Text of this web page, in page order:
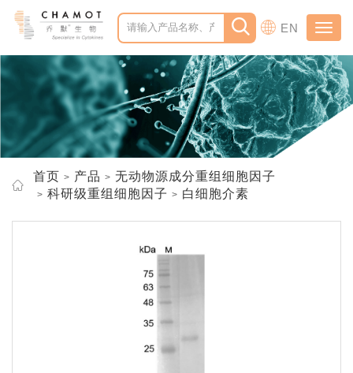
EN
首页 产品
无动物源成分重组细胞因子
科研级重组细胞因子
白细胞介素